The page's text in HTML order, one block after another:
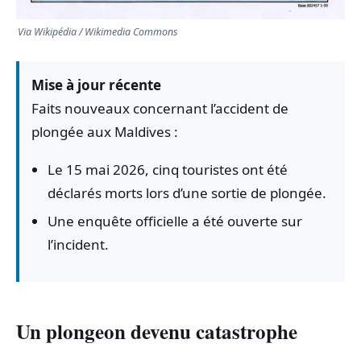
Via Wikipédia / Wikimedia Commons
Mise à jour récente
Faits nouveaux concernant l’accident de
plongée aux Maldives :
Le 15 mai 2026, cinq touristes ont été
déclarés morts lors d’une sortie de plongée.
Une enquête officielle a été ouverte sur
l’incident.
Un plongeon devenu catastrophe